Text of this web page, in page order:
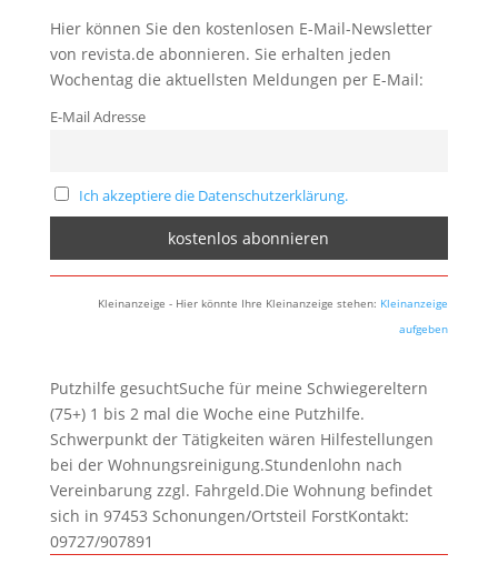
Hier können Sie den kostenlosen E-Mail-Newsletter
von revista.de abonnieren. Sie erhalten jeden
Wochentag die aktuellsten Meldungen per E-Mail:
E-Mail Adresse
Ich akzeptiere die Datenschutzerklärung.
Kleinanzeige - Hier könnte Ihre Kleinanzeige stehen: Kleinanzeige
aufgeben
Putzhilfe gesuchtSuche für meine Schwiegereltern
(75+) 1 bis 2 mal die Woche eine Putzhilfe.
Schwerpunkt der Tätigkeiten wären Hilfestellungen
bei der Wohnungsreinigung.Stundenlohn nach
Vereinbarung zzgl. Fahrgeld.Die Wohnung befindet
sich in 97453 Schonungen/Ortsteil ForstKontakt:
09727/907891